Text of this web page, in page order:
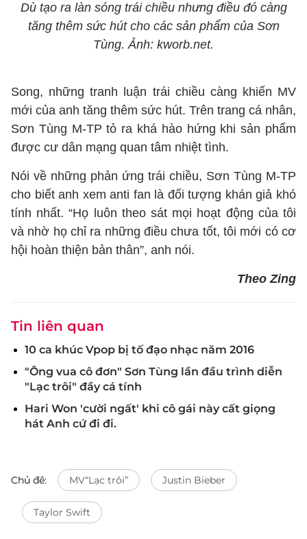
Dù tạo ra làn sóng trái chiều nhưng điều đó càng
tăng thêm sức hút cho các sản phẩm của Sơn
Tùng. Ảnh: kworb.net.
Song, những tranh luận trái chiều càng khiến MV
mới của anh tăng thêm sức hút. Trên trang cá nhân,
Sơn Tùng M-TP tỏ ra khá hào hứng khi sản phẩm
được cư dân mạng quan tâm nhiệt tình.
Nói về những phản ứng trái chiều, Sơn Tùng M-TP
cho biết anh xem anti fan là đối tượng khán giả khó
tính nhất. “Họ luôn theo sát mọi hoạt động của tôi
và nhờ họ chỉ ra những điều chưa tốt, tôi mới có cơ
hội hoàn thiện bản thân”, anh nói.
Theo Zing
Tin liên quan
10 ca khúc Vpop bị tố đạo nhạc năm 2016
"Ông vua cô đơn" Sơn Tùng lần đầu trình diễn
"Lạc trôi" đầy cá tính
Hari Won 'cười ngất' khi cô gái này cất giọng
hát Anh cứ đi đi.
Chủ đề: MV“Lạc trôi” Justin Bieber
Taylor Swift